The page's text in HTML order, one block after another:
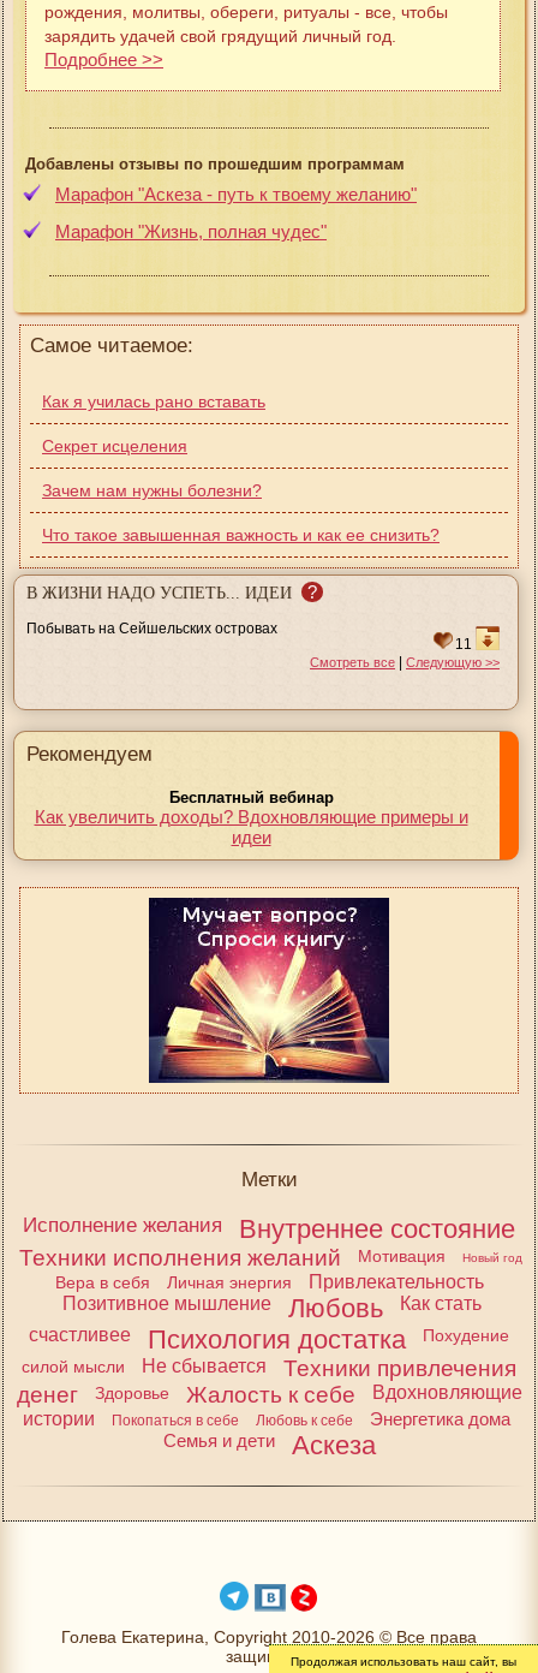
рождения, молитвы, обереги, ритуалы - все, чтобы
зарядить удачей свой грядущий личный год.
Подробнее >>
Добавлены отзывы по прошедшим программам
Марафон "Аскеза - путь к твоему желанию"
Марафон "Жизнь, полная чудес"
Самое читаемое:
Как я училась рано вставать
Секрет исцеления
Зачем нам нужны болезни?
Что такое завышенная важность и как ее снизить?
В ЖИЗНИ НАДО УСПЕТЬ... ИДЕИ ?
Побывать на Сейшельских островах
11
Смотреть все | Следующую >>
Рекомендуем
Бесплатный вебинар
Как увеличить доходы? Вдохновляющие примеры и
идеи
Метки
Исполнение желания
Внутреннее состояние
Техники исполнения желаний Мотивация Новый год
Вера в себя Личная энергия
Привлекательность
Позитивное мышление
Любовь
Как стать
счастливее
Психология достатка
Похудение
силой мысли
Не сбывается
Техники привлечения
денег
Здоровье Жалость к себе
Вдохновляющие
истории
Покопаться в себе Любовь к себе
Энергетика дома
Семья и дети
Аскеза
Голева Екатерина, Copyright 2010-2026 © Все права
защищеныПродолжая использовать наш сайт, вы